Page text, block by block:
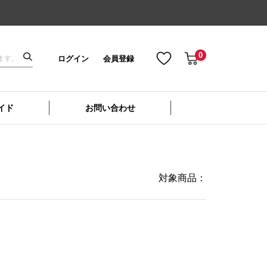
ログイン 会員登録 0
ド お問い合わせ
対象商品：